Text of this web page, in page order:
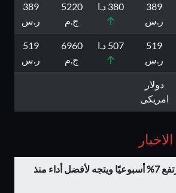
389
ر.س
380 د.ا
5220
ج.م
389
ر.س
519
ر.س
507 د.ا
6960
ج.م
519
ر.س
دولار
امريكى
سعر الذهب اليوم يرتفع 7% أسبوعيًا ويتجه لأفضل أداء منذ